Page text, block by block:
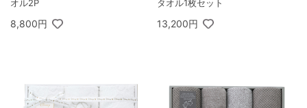
オル2P
8,800円
タオル1枚セット
13,200円